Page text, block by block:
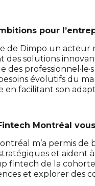
pour
de Dimpo un
solutions
des
évolutifs du
en facilitant son
Montréal
m’a permis
et aident
fintech de la
et explorer des